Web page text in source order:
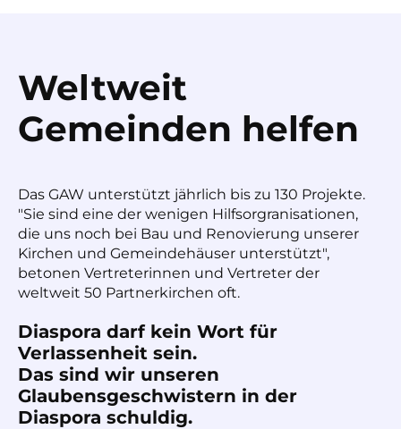
Weltweit
Gemeinden helfen
Das GAW unterstützt jährlich bis zu 130 Projekte.
"Sie sind eine der wenigen Hilfsorgranisationen,
die uns noch bei Bau und Renovierung unserer
Kirchen und Gemeindehäuser unterstützt",
betonen Vertreterinnen und Vertreter der
weltweit 50 Partnerkirchen oft.
Diaspora darf kein Wort für
Verlassenheit sein.
Das sind wir unseren
Glaubensgeschwistern in der
Diaspora schuldig.